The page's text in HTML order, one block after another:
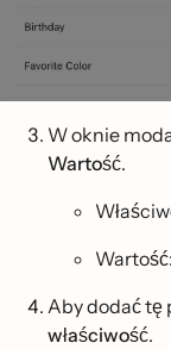
W oknie
Wartość.
Aby dodać tę
właściwość.